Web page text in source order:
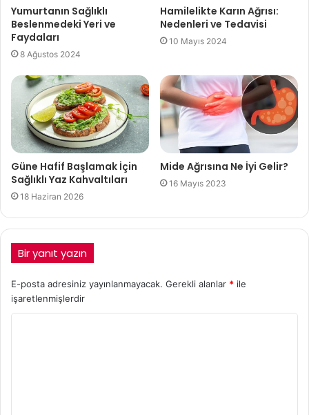
Yumurtanın Sağlıklı
Beslenmedeki Yeri ve
Faydaları
8 Ağustos 2024
Hamilelikte Karın Ağrısı:
Nedenleri ve Tedavisi
10 Mayıs 2024
Güne Hafif Başlamak İçin
Sağlıklı Yaz Kahvaltıları
18 Haziran 2026
Mide Ağrısına Ne İyi Gelir?
16 Mayıs 2023
Bir yanıt yazın
E-posta adresiniz yayınlanmayacak. Gerekli alanlar * ile
işaretlenmişlerdir